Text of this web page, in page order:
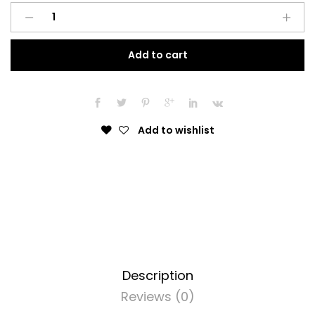
Collonil
Leather
75ml
Add to cart
Add to wishlist
Description
Reviews (0)